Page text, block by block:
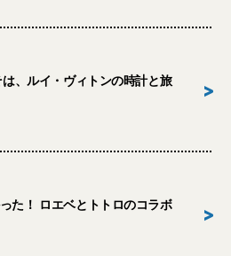
、ルイ・ヴィトンの時計と旅
>
た！ ロエベとトトロのコラボ
>